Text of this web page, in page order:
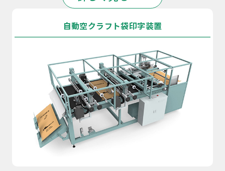
自動空クラフト袋印字装置